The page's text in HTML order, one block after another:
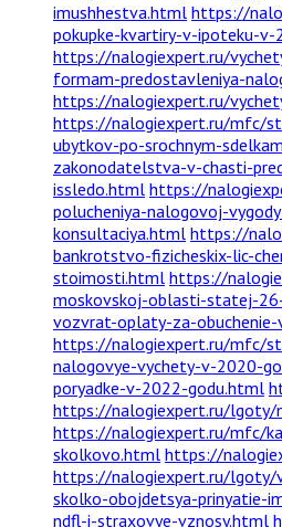
imushhestva.html https://
pokupke-kvartiry-v-ipoteku-
https://nalogiexpert.ru/
formam-predostavleniya-
https://nalogiexpert.ru/
https://nalogiexpert.ru/mfc/
ubytkov-po-srochnym-
zakonodatelstva-v-chasti-
issledo.html https://
polucheniya-nalogovoj-
konsultaciya.html https://
bankrotstvo-fizicheskix-lic-
stoimosti.html https://
moskovskoj-oblasti-statej-
vozvrat-oplaty-za-
https://nalogiexpert.ru/mfc/
nalogovye-vychety-v-2020-
poryadke-v-2022-godu.html
https://nalogiexpert.ru/lgoty/
https://nalogiexpert.ru/mfc/
skolkovo.html https://
https://nalogiexpert.ru/lgoty/
skolko-obojdetsya-prinyatie-
ndfl-i-straxovye-vznosy.html